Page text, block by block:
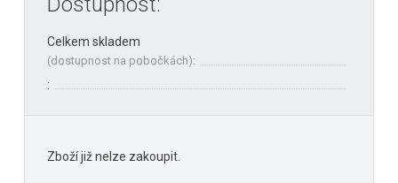
Celkem skladem
(dostupnost na pobočkách):
:
Zboží již nelze zakoupit.